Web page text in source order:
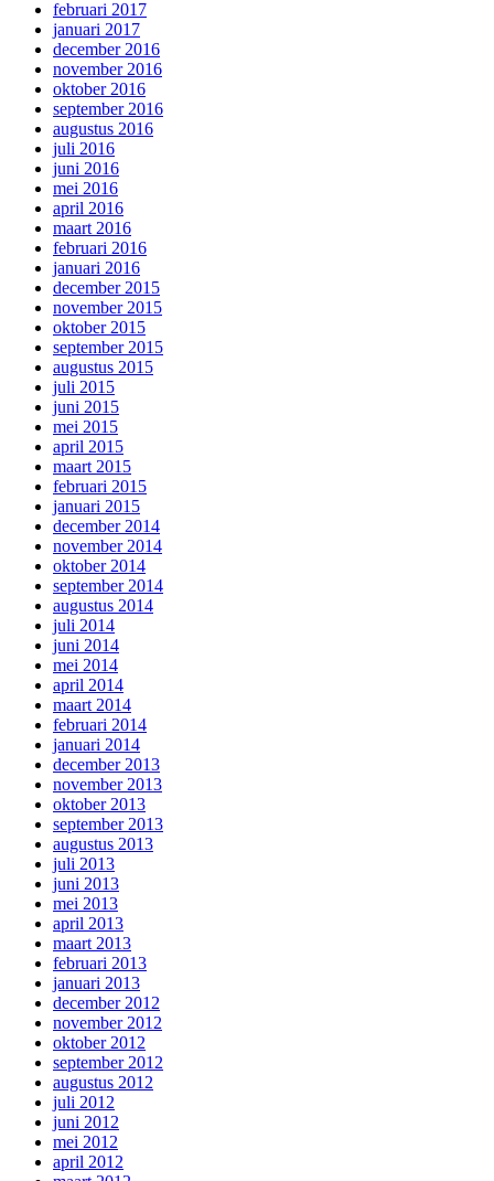
februari 2017
januari 2017
december 2016
november 2016
oktober 2016
september 2016
augustus 2016
juli 2016
juni 2016
mei 2016
april 2016
maart 2016
februari 2016
januari 2016
december 2015
november 2015
oktober 2015
september 2015
augustus 2015
juli 2015
juni 2015
mei 2015
april 2015
maart 2015
februari 2015
januari 2015
december 2014
november 2014
oktober 2014
september 2014
augustus 2014
juli 2014
juni 2014
mei 2014
april 2014
maart 2014
februari 2014
januari 2014
december 2013
november 2013
oktober 2013
september 2013
augustus 2013
juli 2013
juni 2013
mei 2013
april 2013
maart 2013
februari 2013
januari 2013
december 2012
november 2012
oktober 2012
september 2012
augustus 2012
juli 2012
juni 2012
mei 2012
april 2012